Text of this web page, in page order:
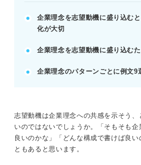
記事の該当箇所を見る
企業理念の志望動機の伝え方
企業理念を盛り込む志望動機
志望動機に企業理念を盛り込
と併せてご確認ください。
企業理念を志望動機に盛り込む
化が大切
企業理念を志望動機に盛り込む
企業理念のパターンごとに例文9
志望動機は企業理念への共感を示そう
いのではないでしょうか。「そもそも
良いのかな」「どんな構成で書けば良い
ともあると思います。